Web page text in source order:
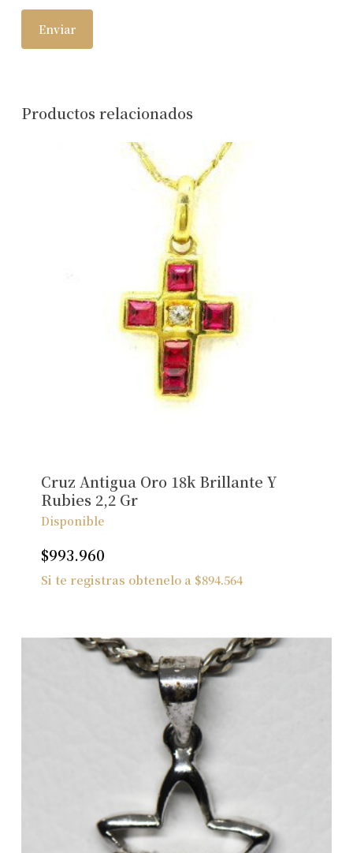
Productos relacionados
Cruz Antigua Oro 18k Brillante Y
Rubies 2,2 Gr
Disponible
$993.960
Si te registras obtenelo a $894.564